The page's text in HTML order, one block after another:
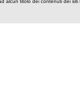
alcun titolo dei contenuti dei